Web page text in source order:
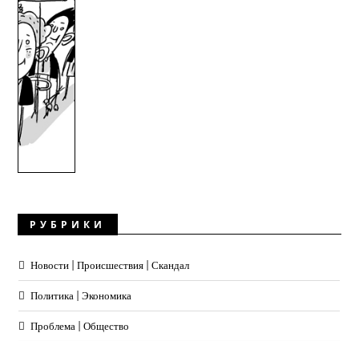
РУБРИКИ
Новости | Происшествия | Скандал
Политика | Экономика
Проблема | Общество